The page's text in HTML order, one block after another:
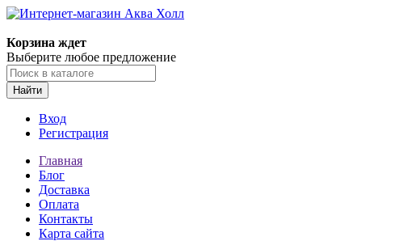
Корзина ждет
Выберите любое предложение
Найти
Вход
Регистрация
Главная
Блог
Доставка
Оплата
Контакты
Карта сайта